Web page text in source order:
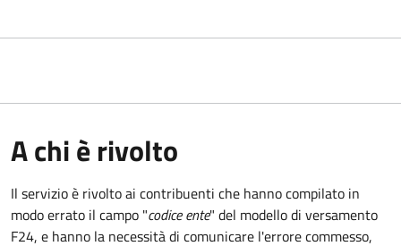
A chi è rivolto
Il servizio è rivolto ai contribuenti che hanno compilato in
modo errato il campo "codice ente" del modello di versamento
F24, e hanno la necessità di comunicare l'errore commesso,